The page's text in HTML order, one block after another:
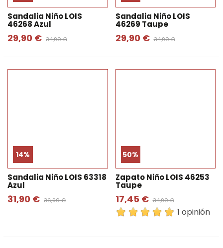
Sandalia Niño LOIS
46268 Azul
29,90 € 34,90 €
Sandalia Niño LOIS
46269 Taupe
29,90 € 34,90 €
14%
Sandalia Niño LOIS 63318
Azul
31,90 € 36,90 €
50%
Zapato Niño LOIS 46253
Taupe
17,45 € 34,90 €
1 opinión